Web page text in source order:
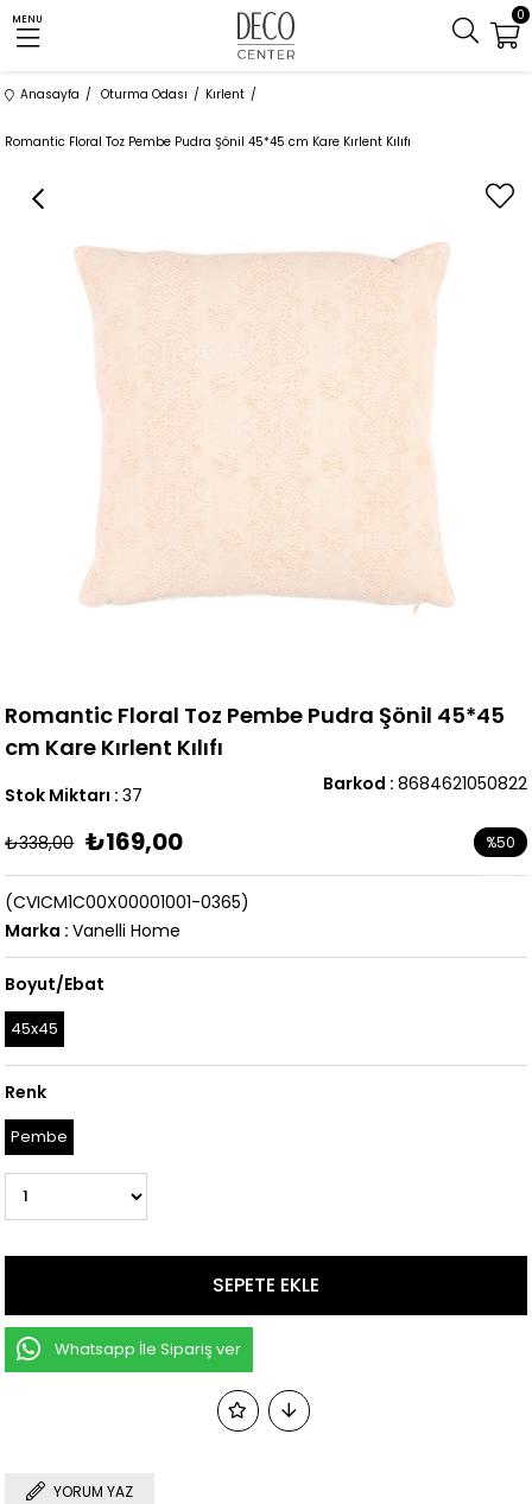
MENU 0
Anasayfa Oturma Odası Kırlent
Romantic Floral Toz Pembe Pudra Şönil 45*45 cm Kare Kırlent Kılıfı
Romantic Floral Toz Pembe Pudra Şönil 45*45
cm Kare Kırlent Kılıfı
Barkod : 8684621050822
Stok Miktarı : 37
₺338,00 ₺169,00 %50
İndirim
(CVICM1C00X00001001-0365)
Marka : Vanelli Home
Boyut/Ebat
45x45
Renk
Pembe
Whatsapp İle Sipariş ver
YORUM YAZ